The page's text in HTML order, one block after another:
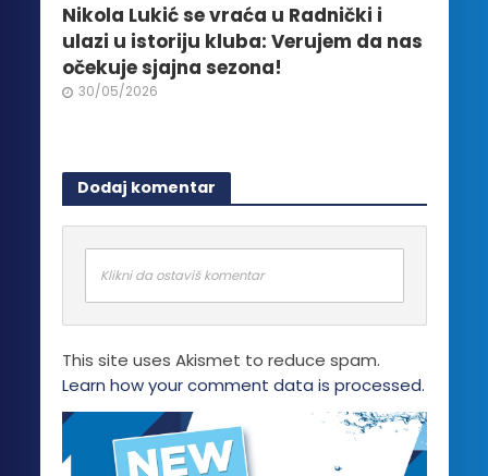
Nikola Lukić se vraća u Radnički i
ulazi u istoriju kluba: Verujem da nas
očekuje sjajna sezona!
30/05/2026
Dodaj komentar
Klikni da ostaviš komentar
This site uses Akismet to reduce spam.
Learn how your comment data is processed.